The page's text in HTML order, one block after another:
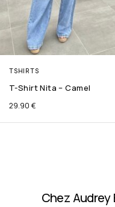
TSHIRTS
T-Shirt Nita – Camel
29.90 €
Chez